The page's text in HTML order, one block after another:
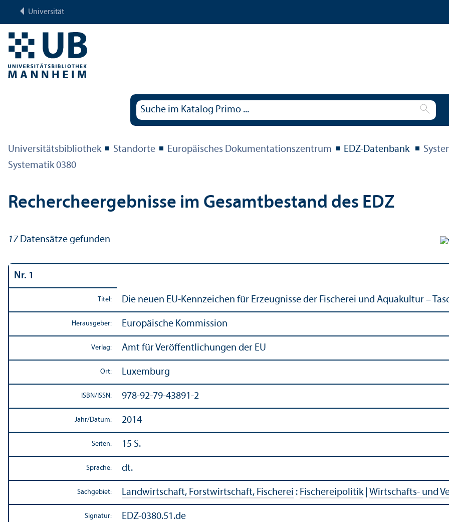
Universität
Universitäts­bibliothek Standorte Europäisches Dokumentations­zentrum EDZ-Datenbank
Systematik 0380
Rechercheergebnisse im Gesamtbestand des EDZ
17Datensätze gefunden
Nr. 1
Titel: Die neuen EU-Kennzeichen für Erzeugnisse der Fischerei und Aquakultur –
Herausgeber: Europäische Kommission
Verlag: Amt für Veröffentlichungen der EU
Ort: Luxemburg
ISBN/ ISSN: 978-92-79-43891-2
Jahr/Datum: 2014
Seiten: 15 S.
Sprache: dt.
Sachgebiet: Landwirtschaft, Forstwirtschaft, Fischerei : Fischereipolitik| Wirtschafts- und
Signatur: EDZ-0380.51.de